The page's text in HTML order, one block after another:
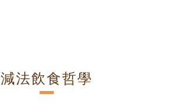
減法飲食哲學
－